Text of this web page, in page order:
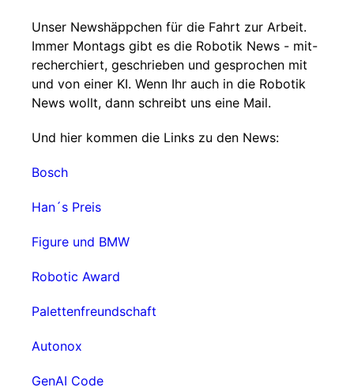
Unser Newshäppchen für die Fahrt zur Arbeit.
Immer Montags gibt es die Robotik News - mit-
recherchiert, geschrieben und gesprochen mit
und von einer KI. Wenn Ihr auch in die Robotik
News wollt, dann schreibt uns eine Mail.
Und hier kommen die Links zu den News:
Bosch
Han´s Preis
Figure und BMW
Robotic Award
Palettenfreundschaft
Autonox
GenAI Code